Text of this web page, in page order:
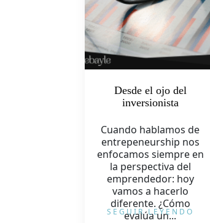
Desde el ojo del
inversionista
Cuando hablamos de
entrepeneurship nos
enfocamos siempre en
la perspectiva del
emprendedor: hoy
vamos a hacerlo
diferente. ¿Cómo
evalúa un...
SEGUIR LEYENDO